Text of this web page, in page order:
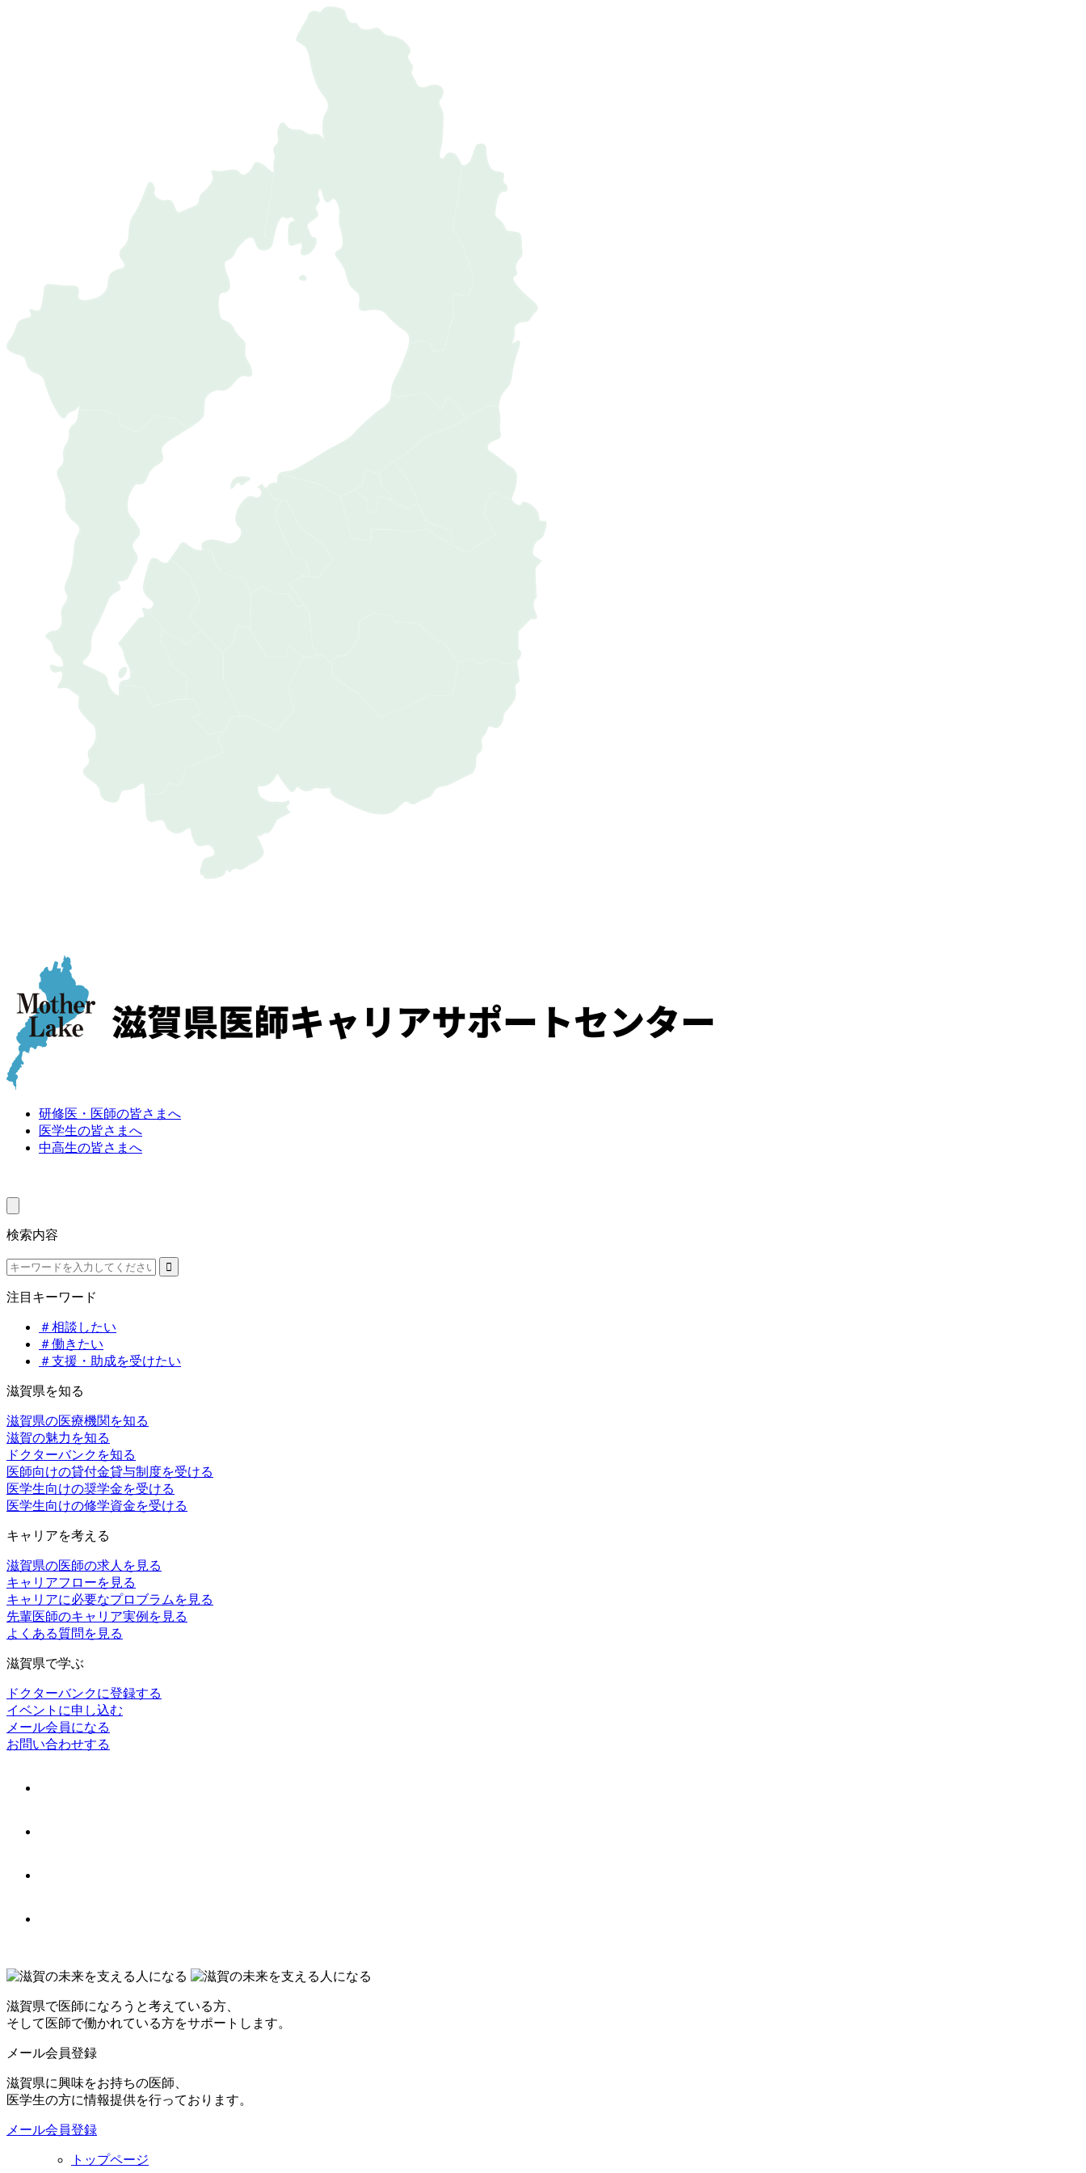
研修医・医師の皆さまへ
医学生の皆さまへ
中高生の皆さまへ
検索内容
注目キーワード
＃相談したい
＃働きたい
＃支援・助成を受けたい
滋賀県を知る
滋賀県の医療機関を知る
滋賀の魅力を知る
ドクターバンクを知る
医師向けの貸付金貸与制度を受ける
医学生向けの奨学金を受ける
医学生向けの修学資金を受ける
キャリアを考える
滋賀県の医師の求人を見る
キャリアフローを見る
キャリアに必要なプロブラムを見る
先輩医師のキャリア実例を見る
よくある質問を見る
滋賀県で学ぶ
ドクターバンクに登録する
イベントに申し込む
メール会員になる
お問い合わせする
滋賀県で医師になろうと考えている方、
そして医師で働かれている方をサポートします。
メール会員登録
滋賀県に興味をお持ちの医師、
医学生の方に情報提供を行っております。
メール会員登録
トップページ